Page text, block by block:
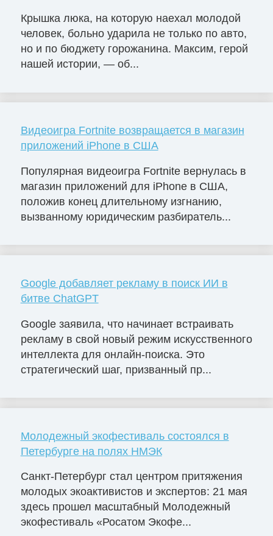
Крышка люка, на которую наехал молодой
человек, больно ударила не только по авто,
но и по бюджету горожанина. Максим, герой
нашей истории, — об...
Видеоигра Fortnite возвращается в магазин
приложений iPhone в США
Популярная видеоигра Fortnite вернулась в
магазин приложений для iPhone в США,
положив конец длительному изгнанию,
вызванному юридическим разбиратель...
Google добавляет рекламу в поиск ИИ в
битве ChatGPT
Google заявила, что начинает встраивать
рекламу в свой новый режим искусственного
интеллекта для онлайн-поиска. Это
стратегический шаг, призванный пр...
Молодежный экофестиваль состоялся в
Петербурге на полях НМЭК
Санкт-Петербург стал центром притяжения
молодых экоактивистов и экспертов: 21 мая
здесь прошел масштабный Молодежный
экофестиваль «Росатом Экофе...